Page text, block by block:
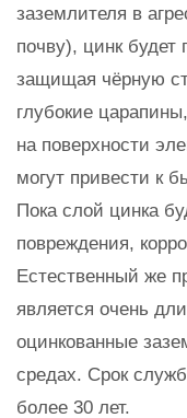
заземлителя в
почву), цинк будет
защищая чёрную
глубокие
на поверхности
могут привести к
Пока слой цинка
повреждения,
Естественный же
является очень
оцинкованные
средах. Срок
более 30 лет.